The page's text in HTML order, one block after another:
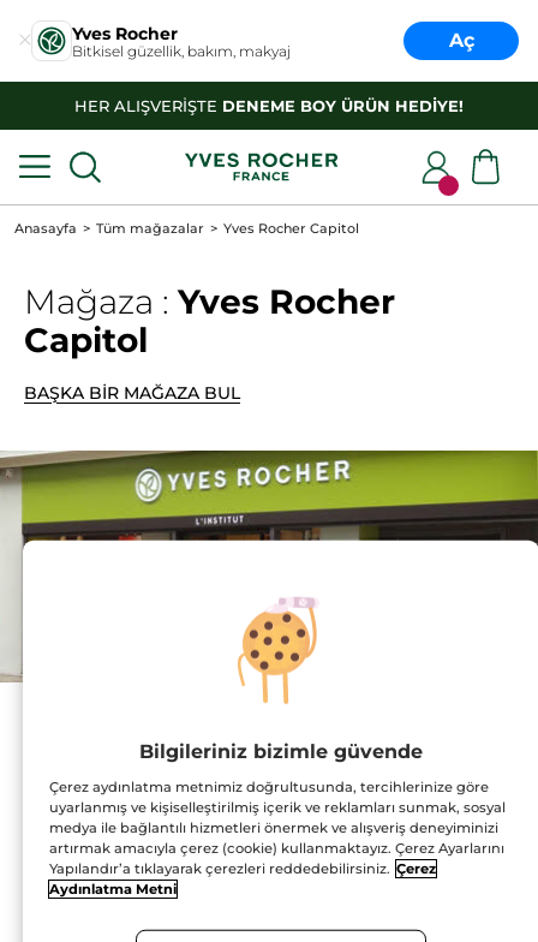
Yves Rocher
Bitkisel güzellik, bakım, makyaj Aç
HER ALIŞVERİŞTE DENEME BOY ÜRÜN HEDİYE!
Anasayfa Tüm mağazalar Yves Rocher Capitol
Mağaza :Yves Rocher
Capitol
BAŞKA BİR MAĞAZA BUL
Altunizade Mahallesi,
Mahir İz Caddesi, No:3,
2.Kat, Mağaza No:98-B
34662 Üsküdar
HARİTADA GÖSTER
YOL TARİFİ
Bilgileriniz bizimle güvende
Çerez aydınlatma metnimiz doğrultusunda, tercihlerinize göre
uyarlanmış ve kişiselleştirilmiş içerik ve reklamları sunmak, sosyal
medya ile bağlantılı hizmetleri önermek ve alışveriş deneyiminizi
artırmak amacıyla çerez (cookie) kullanmaktayız. Çerez Ayarlarını
Yapılandır’a tıklayarak çerezleri reddedebilirsiniz. Çerez
Aydınlatma Metni